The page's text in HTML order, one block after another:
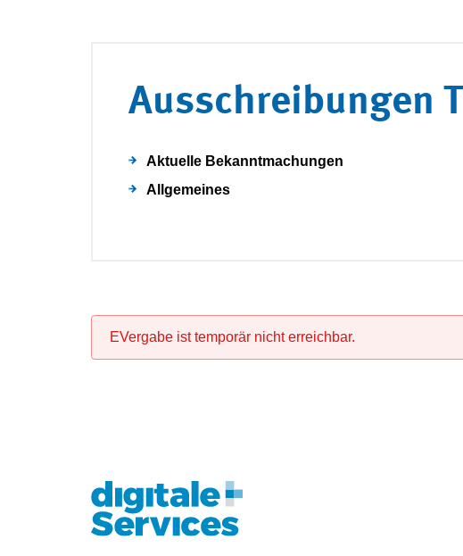
Ausschreibungen
Aktuelle Bekanntmachungen
Allgemeines
EVergabe ist temporär nicht erreichbar.